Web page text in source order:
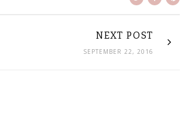
NEXT POST
SEPTEMBER 22, 2016